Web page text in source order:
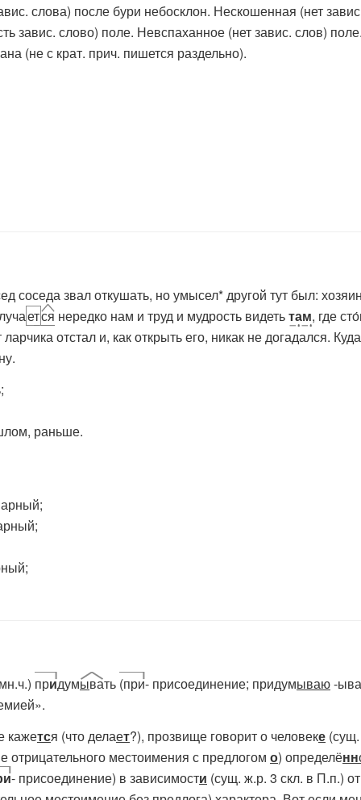
слова) после бури небосклон. Нескошенная (нет
завис. слово) поле. Невспаханное (нет завис. слов)
(не с крат. прич. пишется раздельно).
соседа звал откушать, но умысел* другой тут был:
ется нередко нам и труд и мудрость видетьтам, где
отстал и, как открыть его, никак не догадался.
раньше.
придумывать (при- присоединение; придумываю-
кажется (что делает?), прозвище говорит о человеке
отрицательного местоимения с предлогом о) определённ
- присоединение) в зависимости (сущ. ж.р. 3 скл. в П.п.)